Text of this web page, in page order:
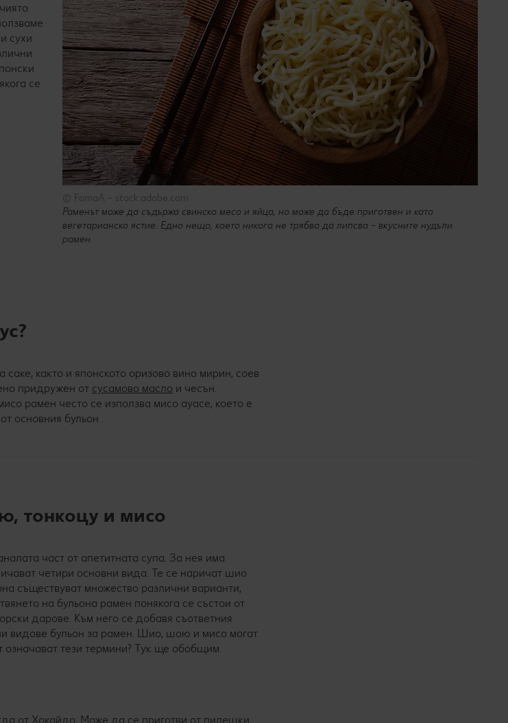
© FomaA – stock.adobe.com
Раменът може да съдържа свинско месо и яйца, но може да бъде приготвен и като
вегетарианско ястие. Едно нещо, което никога не трябва да липсва – вкусните нудъли
рамен.
сухи
се
саке, както и японското оризово вино мирин, соев
придружен от сусамово масло и чесън.
рамен често се използва мисо ауасе, което е
основния бульон .
тонкоцу и мисо
част от апетитната супа. За нея има
четири основни вида. Те се наричат шио
съществуват множество различни варианти,
на бульона рамен понякога се състои от
дарове. Към него се добавя съответния
видове бульон за рамен. Шио, шою и мисо могат
означават тези термини? Тук ще обобщим.
от Хокайдо. Може да се приготви от пилешки